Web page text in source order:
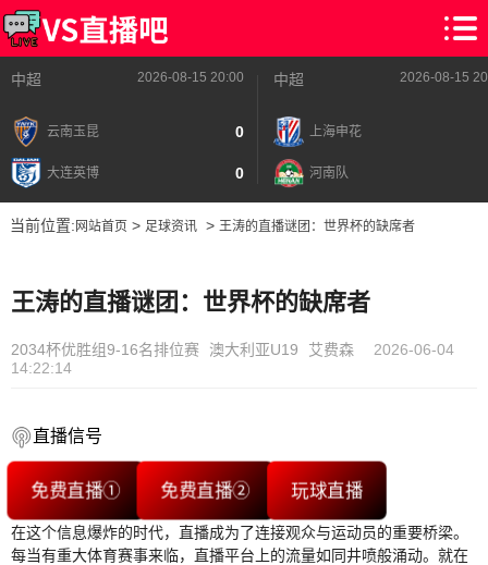
中超 2026-08-15 20:00
云南玉昆 0
大连英博 0
中超 2026-08-15
上海申花
河南队
当前位置: 网站首页> 足球资讯> 王涛的直播谜团：世界杯的缺席者
王涛的直播谜团：世界杯的缺席者
2034杯优胜组9-16名排位赛 澳大利亚U19 艾费森
2026-06-04
14:22:14
直播信号
免费直播① 免费直播② 玩球直播
在这个信息爆炸的时代，直播成为了连接观众与运动员的重要桥梁。
每当有重大体育赛事来临，直播平台上的流量如同井喷般涌动。就在